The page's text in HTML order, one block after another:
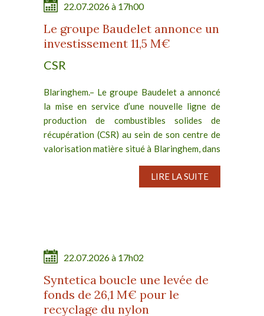
22.07.2026 à 17h00
Le groupe Baudelet annonce un
investissement 11,5 M€
CSR
Blaringhem.– Le groupe Baudelet a annoncé
la mise en service d’une nouvelle ligne de
production de combustibles solides de
récupération (CSR) au sein de son centre de
valorisation matière situé à Blaringhem, dans
LIRE LA SUITE
22.07.2026 à 17h02
Syntetica boucle une levée de
fonds de 26,1 M€ pour le
recyclage du nylon